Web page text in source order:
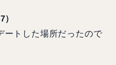
ートした場所だったので